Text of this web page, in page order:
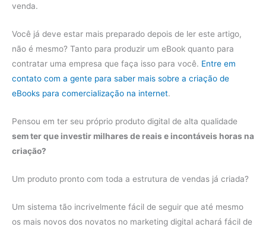
venda.
Você já deve estar mais preparado depois de ler este artigo,
não é mesmo? Tanto para produzir um eBook quanto para
contratar uma empresa que faça isso para você. Entre em
contato com a gente para saber mais sobre a criação de
eBooks para comercialização na internet.
Pensou em ter seu próprio produto digital de alta qualidade
sem ter que investir milhares de reais e incontáveis horas na
criação?
Um produto pronto com toda a estrutura de vendas já criada?
Um sistema tão incrivelmente fácil de seguir que até mesmo
os mais novos dos novatos no marketing digital achará fácil de